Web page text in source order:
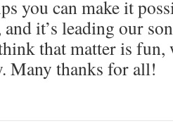
you can make it
it’s leading our
that matter is
Many thanks for all!